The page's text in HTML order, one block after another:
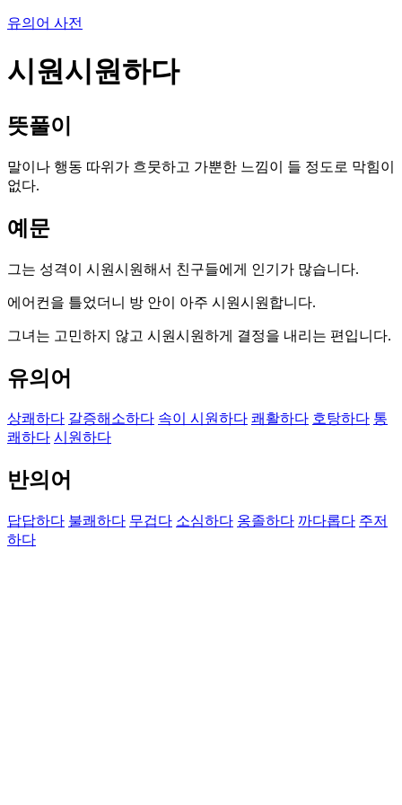
유의어 사전
시원시원하다
뜻풀이
말이나 행동 따위가 흐뭇하고 가뿐한 느낌이 들 정도로 막힘이
없다.
예문
그는 성격이 시원시원해서 친구들에게 인기가 많습니다.
에어컨을 틀었더니 방 안이 아주 시원시원합니다.
그녀는 고민하지 않고 시원시원하게 결정을 내리는 편입니다.
유의어
상쾌하다 갈증해소하다 속이 시원하다 쾌활하다 호탕하다 통
쾌하다 시원하다
반의어
답답하다 불쾌하다 무겁다 소심하다 옹졸하다 까다롭다 주저
하다